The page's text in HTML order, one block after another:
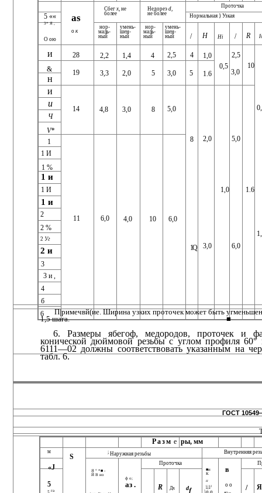
as
ок
Сбег х, не
более
Недореэd,
не более
Проточка
5 ««
3* Я ,
Нормальная } Узкая
О ою
нор­
маль­
ный
умень­
шен­
ный
нор­
маль­
ный
умень­
шен­
ный
/ Н Hi / R
и 28 2,2 1,4 4 2,5 4
1,0
0,5
2,5
3,0
10
& 19 3,3 2,0 5 3,0 5 1.6
н
и
14 4,8 3,0 8 5,0
8
1Q
2,0
3,0
1,0
5,0
6,0
1.6
и
Ч
V*
1
11 6,0 4,0 10 6,0
1 И
1 %
1 и
1 И
1 и
2
2 %
2 Уг
2 и
3
3 и ,
4
б
6
П|римечвй(ие. Ширина узких проточек может быть
1,5 шага.
■
6. Размеры ябегоф, медородов, проточек и
коничес­кой дюймовой резьбы с углом профиля
6111—02 должны соответствовать указанным на
табл. 6.
ГОСТ
Разм е ры, мм
м
S
; Наружная резьбы Внутренняя
«J
Я ° *■ -
Й В ио
ф о;
аз .
Проточка
■и
К
Н
U 0J
щ в-
\о о
в
о о
5
» га R Дх df / Я